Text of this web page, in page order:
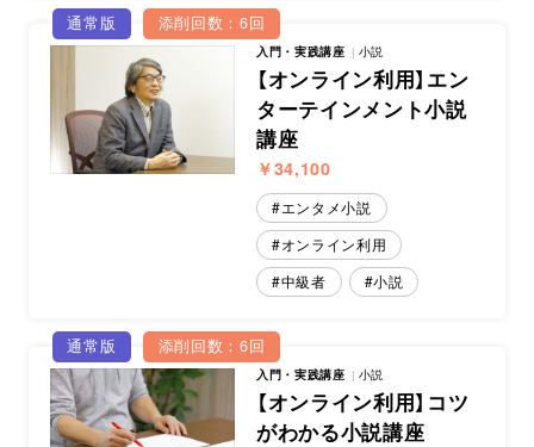
通常版 添削回数：6回
入門・実践講座 小説
【オンライン利用】エン
ターテインメント小説
講座
￥34,100
エンタメ小説
オンライン利用
中級者
小説
通常版 添削回数：6回
入門・実践講座 小説
【オンライン利用】コツ
がわかる小説講座